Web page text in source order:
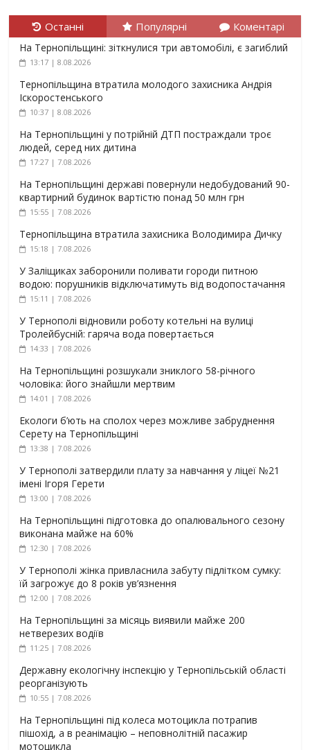
Останні Популярні Коментарі
На Тернопільщині: зіткнулися три автомобілі, є загиблий
13:17 | 8.08.2026
Тернопільщина втратила молодого захисника Андрія
Іскоростенського
10:37 | 8.08.2026
На Тернопільщині у потрійній ДТП постраждали троє
людей, серед них дитина
17:27 | 7.08.2026
На Тернопільщині державі повернули недобудований 90-
квартирний будинок вартістю понад 50 млн грн
15:55 | 7.08.2026
Тернопільщина втратила захисника Володимира Дичку
15:18 | 7.08.2026
У Заліщиках заборонили поливати городи питною
водою: порушників відключатимуть від водопостачання
15:11 | 7.08.2026
У Тернополі відновили роботу котельні на вулиці
Тролейбусній: гаряча вода повертається
14:33 | 7.08.2026
На Тернопільщині розшукали зниклого 58-річного
чоловіка: його знайшли мертвим
14:01 | 7.08.2026
Екологи б’ють на сполох через можливе забруднення
Серету на Тернопільщині
13:38 | 7.08.2026
У Тернополі затвердили плату за навчання у ліцеї №21
імені Ігоря Герети
13:00 | 7.08.2026
На Тернопільщині підготовка до опалювального сезону
виконана майже на 60%
12:30 | 7.08.2026
У Тернополі жінка привласнила забуту підлітком сумку:
їй загрожує до 8 років ув’язнення
12:00 | 7.08.2026
На Тернопільщині за місяць виявили майже 200
нетверезих водіїв
11:25 | 7.08.2026
Державну екологічну інспекцію у Тернопільській області
реорганізують
10:55 | 7.08.2026
На Тернопільщині під колеса мотоцикла потрапив
пішохід, а в реанімацію – неповнолітній пасажир
мотоцикла